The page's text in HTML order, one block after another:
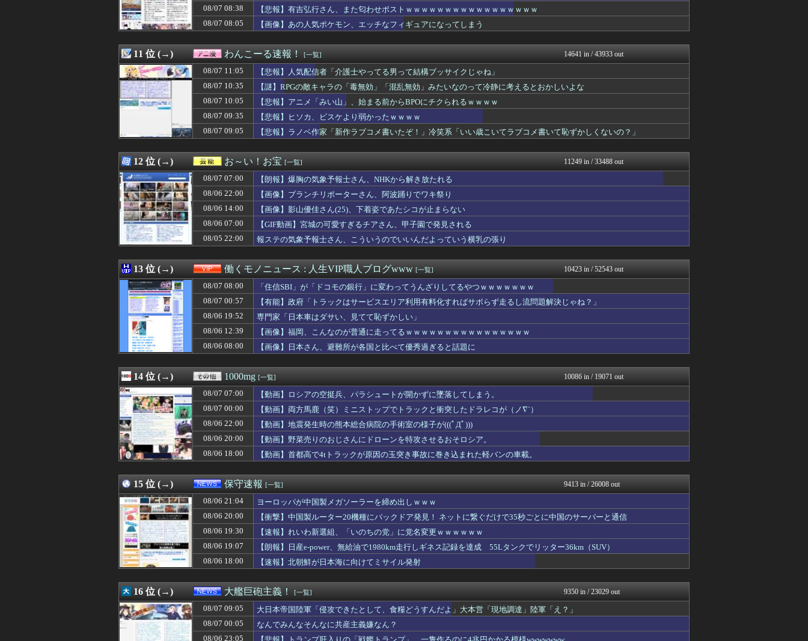
08/07 10:30
【修羅場】嫁友が「浮気相手にして」→オレが応じないと嘘言いふらしやがった結果ｗ...
08/07 10:30
【大論争】インドネシア人高校生の甲子園始球式は「国際交流」か「政治利用」か
アルファルファモザイク＠ネ...
08/07 10:30
嫁は本当にいい女ですごく美人。しかしエリートイケメンとの度重なるウワキ。そして...
オーバージョイド！
08/07 10:30
【悲報】保護者「修学旅行は無料化するべき。体験格差を放置するのか」←これ
あらまめ2ch
08/07 10:30
高杉騎手、今週も騎乗なし
ハロン棒ch
08/07 10:30
【ドラゴンボール】カカロット、唐突に独身煽りを初めてしまう…
08/07 10:30
【崩壊スターレイル】4.7ってちょうどオンパロスカレンダーの謎の印の日にリリー...
原神速報 | GENSHI...
08/07 10:30
[バンダイナムコHD]2027年3月期 第1四半期 決算関連資料公開。上期業績...
PlaySphere | ...
08/07 10:30
ナイターってフライ捕るの難しすぎじゃね？
パチンコ配信者さん、ミスでSEEDをパンクさせてしまう…
【MLB】村上宗隆とルイス・アラエスの指標が完全に真逆 → 「予想通りの結果」...
Red4 海外の反応まとめ
08/07 10:29
巨人・高梨雄平、お泊まり不倫愛
なんJ（まとめては）いかん...
08/07 10:29
韓国サッカー協会 2011～12年に外国人審判員・監督官ら10数人を性接待（W...
もえるあじあ(･∀･)
08/07 10:29
私「私と結婚して幸せ？」旦那「お前もそう思うだろ？」→その返事が忘れられず、後...
修羅場ハザード -復讐・D...
08/07 10:29
【朗報】キングダムの河了貂、覚醒する
08/07 10:29
岸田文雄元首相､円安を阻止するために日米の通貨当局が実施した為替介入は｢一時し...
08/07 10:28
【画像】今井春花キャスターの巨乳とクビレが凄すぎる
アナ速‐女子アナ画像速報
08/07 10:26
海外「日本で買ったもので自分の国に戻ってからも使い続けてるものってある？」
まるっと翻訳
08/07 10:25
【驚愕】風俗で3Pにハマりすぎた結果ｗｗｗｗｗｗｗｗｗｗwwww
08/07 10:25
CV石川由依、良キャラ多過ぎ問題ｗｗ
08/07 10:23
【衝撃】「売れるアニメタイトルの凄い法則」に気付いたｗｗｗｗこの法則は…凄すぎ...
デジタルニューススレッド
08/07 10:20
DeNA・松尾汐恩、盗塁阻止率 .217で、12球団13人中12位（8月5日現...
ベイスターズNEWS
08/07 10:20
フランス人「欲張りすぎだ」中村敬斗、ランス残留の可能性を会長が示唆！移籍金が交...
NO FOOTY NO L...
08/07 10:20
【画像】この女の子、お前ら的に何点？ 【Pickup07092044】
08/07 10:20
ナポリタンスパゲッティ、野菜サラダ←ここに１品加えて最強しろ
なんじぇいスタジアム＠なん...
08/07 10:19
【画像】メキシコのアニオタ、爆乳ｗｗｗ
じわ速 芸能ニュースまとめ
08/07 10:18
私の誕生日に旦那飲みに行く
怒り新党～仕返し・復讐・修...
08/07 10:18
【衝撃】保護者「修学旅行は無料化するべき。体験格差を放置するのか」←これｗｗｗ...
08/07 10:16
総資産7億円投資家・桐谷さん大腸がんに「もっとお金使って遊べばよかった」
08/07 10:16
【国防】被爆者団体「非核三原則見直し論は許すわけにいかない」 ネット「議論すら...
モナニュース
08/07 10:15
母が「学費を親が払うのはおかしい」と言い出した。その理由を聞いて思わず耳を疑っ...
鬼女の宅配便 - 修羅場・...
08/07 10:15
街の弁当屋さん「消費税が下がっても値下げしません」
かせまと！
08/07 10:15
日本の大手企業の夏のボーナス平均額に世界が騒然！←「一部のエリートの話でしょ？...
海外さんいらっしゃい 海外...
08/07 10:15
ワイ人事、意識高い系女子落として顔採用しまくったらこうなるwww
08/07 10:13
マッマ「体が痛いし、疲れたわ～」ワイ「ストレッチとか運動がいいよ」
08/07 10:12
【物議】参政党・神谷氏「食料品の減税は愚策」←じゃあ他にどんな経済対策があるん...
NEWSまとめもりー｜2c...
08/07 10:12
【画像】 ラーメン屋でにんにくを注文した人、真っ青なにんにくを出される
ゴールデンタイムズ
08/07 10:11
【画像】現役アイドル、腋スジが大変なことになってるwwww
08/07 10:10
高卒左腕で最速156キロ←こういう投手ってプロで育成難しいよな
08/07 10:10
【画像】松本人志さん、大勢の若いファンに囲まれてご満悦・・・ スコールちゃんねる｜２ちゃ...
08/07 08:38
【悲報】有吉弘行さん、また匂わせポストｗｗｗｗｗｗｗｗｗｗｗｗｗｗｗｗｗ
08/07 08:05
【画像】あの人気ポケモン、エッチなフィギュアになってしまう
11 位 (→) わんこーる速報！ [一覧] 14641 in / 43933 out
08/07 11:05
【悲報】人気配信者「介護士やってる男って結構ブッサイクじゃね」
08/07 10:35
【謎】RPGの敵キャラの「毒無効」「混乱無効」みたいなのって冷静に考えるとおかしいよな
08/07 10:05
【悲報】アニメ「みい山」、始まる前からBPOにチクられるｗｗｗｗ
08/07 09:35
【悲報】ヒソカ、ビスケより弱かったｗｗｗｗ
08/07 09:05
【悲報】ラノベ作家「新作ラブコメ書いたぞ！」冷笑系「いい歳こいてラブコメ書いて恥ずかしくないの？」
12 位 (→) お～い！お宝 [一覧] 11249 in / 33488 out
08/07 07:00
【朗報】爆胸の気象予報士さん、NHKから解き放たれる
08/06 22:00
【画像】ブランチリポーターさん、阿波踊りでワキ祭り
08/06 14:00
【画像】影山優佳さん(25)、下着姿であたシコが止まらない
08/06 07:00
【GIF動画】宮城の可愛すぎるチアさん、甲子園で発見される
08/05 22:00
報ステの気象予報士さん、こういうのでいいんだよっていう横乳の張り
13 位 (→) 働くモノニュース : 人生VIP職人ブログwww [一覧] 10423 in / 52543 out
08/07 08:00
「住信SBI」が「ドコモの銀行」に変わってうんざりしてるやつｗｗｗｗｗｗｗ
08/07 00:57
【有能】政府「トラックはサービスエリア利用有料化すればサボらず走るし流問題解決じゃね？」
08/06 19:52
専門家「日本車はダサい、見てて恥ずかしい」
08/06 12:39
【画像】福岡、こんなのが普通に走ってるｗｗｗｗｗｗｗｗｗｗｗｗｗｗｗｗ
08/06 08:00
【画像】日本さん、避難所が各国と比べて優秀過ぎると話題に
14 位 (→) 1000mg [一覧] 10086 in / 19071 out
08/07 07:00
【動画】ロシアの空挺兵、パラシュートが開かずに墜落してしまう。
08/07 00:00
【動画】両方馬鹿（笑）ミニストップでトラックと衝突したドラレコが（ノ∇`）
08/06 22:00
【動画】地震発生時の熊本総合病院の手術室の様子が(((ﾟДﾟ)))
08/06 20:00
【動画】野菜売りのおじさんにドローンを特攻させるおそロシア。
08/06 18:00
【動画】首都高で4tトラックが原因の玉突き事故に巻き込まれた軽バンの車載。
15 位 (→) 保守速報 [一覧] 9413 in / 26008 out
08/06 21:04
ヨーロッパが中国製メガソーラーを締め出しｗｗｗ
08/06 20:00
【衝撃】中国製ルーター20機種にバックドア発見！ ネットに繋ぐだけで35秒ごとに中国のサーバーと通信
08/06 19:30
【速報】れいわ新選組、「いのちの党」に党名変更ｗｗｗｗｗｗ
08/06 19:07
【朗報】日産e-power、無給油で1980km走行しギネス記録を達成 55Lタンクでリッター36km（SUV）
08/06 18:00
【速報】北朝鮮が日本海に向けてミサイル発射
16 位 (→) 大艦巨砲主義！ [一覧] 9350 in / 23029 out
08/07 09:05
大日本帝国陸軍「侵攻できたとして、食糧どうすんだよ」大本営「現地調達」陸軍「え？」
08/07 00:05
なんでみんなそんなに共産主義嫌なん？
08/06 23:05